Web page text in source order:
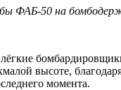
ФАБ-50 на
высоте,
момента.